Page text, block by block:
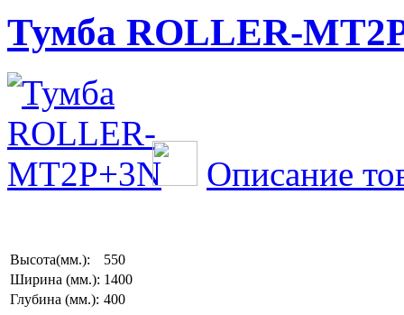
Тумба ROLLER-
Описание
Высота(мм.):
550
Ширина (мм.): 1400
Глубина (мм.): 400